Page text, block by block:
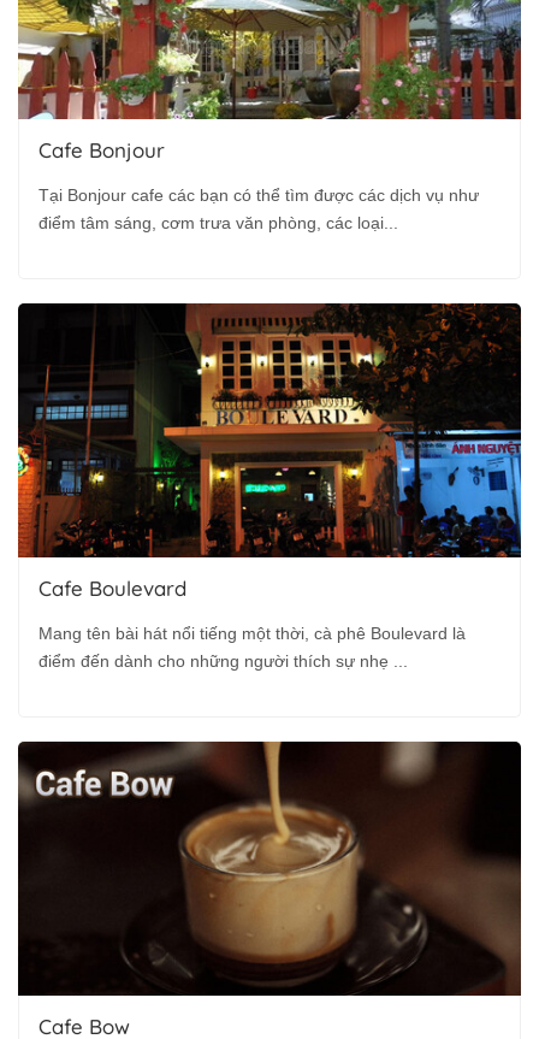
Cafe Bonjour
Tại Bonjour cafe các bạn có thể tìm được các dịch vụ như
điểm tâm sáng, cơm trưa văn phòng, các loại...
Cafe Boulevard
Mang tên bài hát nổi tiếng một thời, cà phê Boulevard là
điểm đến dành cho những người thích sự nhẹ ...
Cafe Bow